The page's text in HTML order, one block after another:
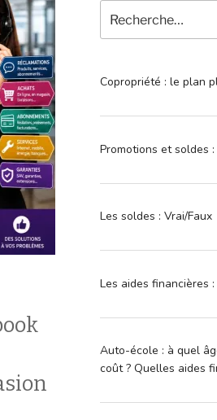
pour
:
Copropriété : le plan
Promotions et soldes
Les soldes : Vrai/Faux
Les aides financières
Auto-école : à quel
coût ? Quelles aides